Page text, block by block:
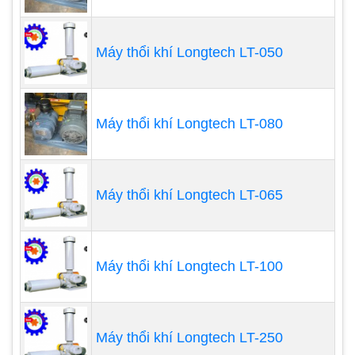
Kiểm soát lượng không khí có độ ổn định cao
và vận hành dễ dàng.
Hiệu suất cách nhiệt mạnh, lắp đặt dễ dàng,
độ tin cậy cao, tỷ lệ nén cao, nhiệt độ vận
hành ổ trục thấp, không dầu và không gây ô
nhiễm, bảo trì dễ dàng, ngoại hình đẹp và
chất lượng cao nhất. Áp suất cao và sức hút
cao là do thiết kế độc đáo của bánh công tác.
Cạnh cánh quạt của Máy thổi khí con sò
được trang bị nhiều cánh quạt. Khi cánh quạt
quay, do hiệu ứng ly tâm, không khí trong hai
cánh quạt nhanh chóng di chuyển ra hướng
Máy thổi khí Longtech LT-050
Máy thổi khí Longtech LT-080
Máy thổi khí Longtech LT-065
Máy thổi khí Longtech LT-100
Máy thổi khí Longtech LT-250